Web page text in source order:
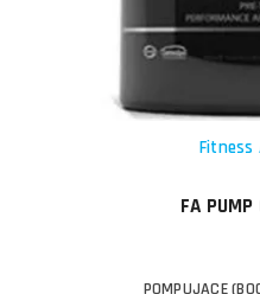
FA PUMP
POMPUJĄCE